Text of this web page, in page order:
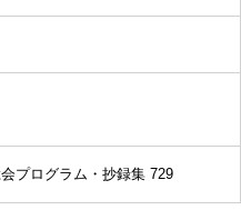
プログラム・抄録集 729